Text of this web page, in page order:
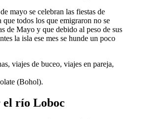
mayo se celebran las fiestas de
que todos los que emigraron no se
de Mayo y que debido al peso de sus
la isla ese mes se hunde un poco
(Bohol).
río Loboc